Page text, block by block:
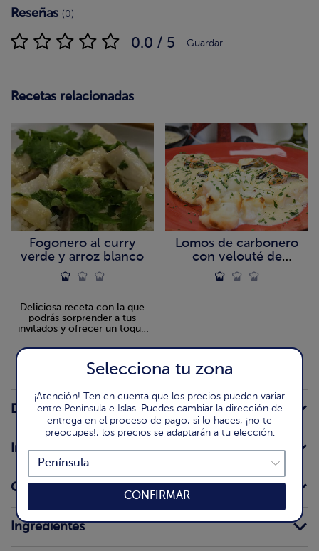
Reseñas (0)
0.0 / 5 Guardar
Recetas relacionadas
Fogonero al curry
verde y arroz blanco
Deliciosa receta con la que
podrás sorprender a tus
invitados y ofrecer un toque
sencilla y muy sabrosa. El plato
perfecto para una comida
especial.
Lomos de carbonero
con velouté de
mejillones
Detalle del producto
Información para el consumidor
Conservación doméstica
Ingredientes
Selecciona tu zona
¡Atención! Ten en cuenta que los precios pueden variar
entre Península e Islas. Puedes cambiar la dirección de
entrega en el proceso de pago, si lo haces, ¡no te
preocupes!, los precios se adaptarán a tu elección.
CONFIRMAR